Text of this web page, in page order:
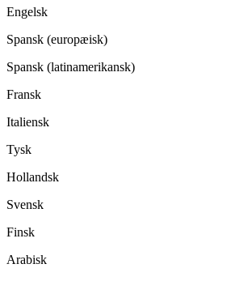
Engelsk
Spansk (europæisk)
Spansk (latinamerikansk)
Fransk
Italiensk
Tysk
Hollandsk
Svensk
Finsk
Arabisk